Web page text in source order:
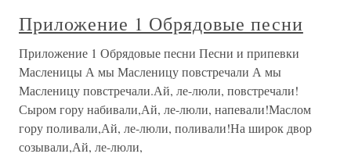
Приложение 1 Обрядовые песни
Приложение 1 Обрядовые песни Песни и припевки
Масленицы А мы Масленицу повстречали А мы
Масленицу повстречали.Ай, ле-люли, повстречали!
Сыром гору набивали,Ай, ле-люли, напевали!Маслом
гору поливали,Ай, ле-люли, поливали!На широк двор
созывали,Ай, ле-люли,